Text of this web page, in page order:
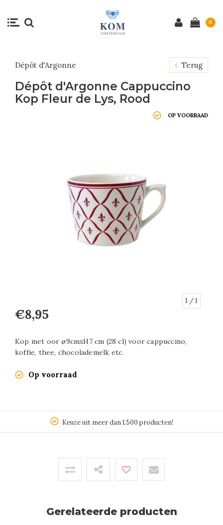
0
Dépôt d'Argonne Terug
Dépôt d'Argonne Cappuccino
Kop Fleur de Lys, Rood
OP VOORRAAD
1 / 1
€8,95
Kop met oor ø9cmxH7 cm (28 cl) voor cappuccino,
koffie, thee, chocolademelk etc.
Op voorraad
Keuze uit meer dan 1.500 producten!
Gerelateerde producten